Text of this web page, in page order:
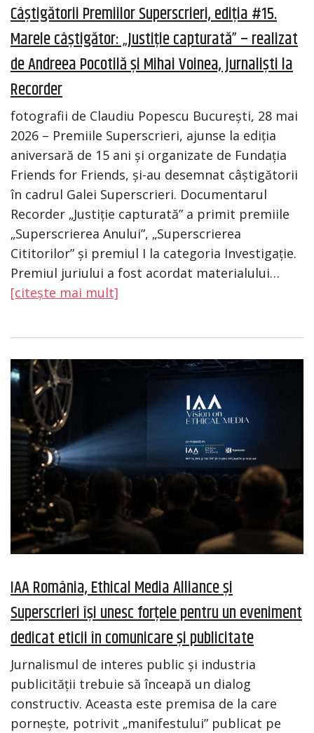
Câștigătorii Premiilor Superscrieri, ediția #15.
Marele câștigător: „Justiție capturată” – realizat
de Andreea Pocotilă și Mihai Voinea, jurnaliști la
Recorder
fotografii de Claudiu Popescu București, 28 mai
2026 – Premiile Superscrieri, ajunse la ediția
aniversară de 15 ani și organizate de Fundația
Friends for Friends, și-au desemnat câștigătorii
în cadrul Galei Superscrieri. Documentarul
Recorder „Justiție capturată” a primit premiile
„Superscrierea Anului”, „Superscrierea
Cititorilor” și premiul I la categoria Investigație.
Premiul juriului a fost acordat materialului…
[citește mai mult]
IAA România, Ethical Media Alliance și
Superscrieri își unesc forțele pentru un eveniment
dedicat eticii în comunicare și publicitate
Jurnalismul de interes public și industria
publicității trebuie să înceapă un dialog
constructiv. Aceasta este premisa de la care
pornește, potrivit „manifestului” publicat pe